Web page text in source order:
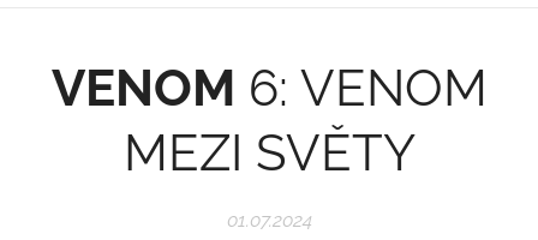
VENOM 6: VENOM
MEZI SVĚTY
01.07.2024